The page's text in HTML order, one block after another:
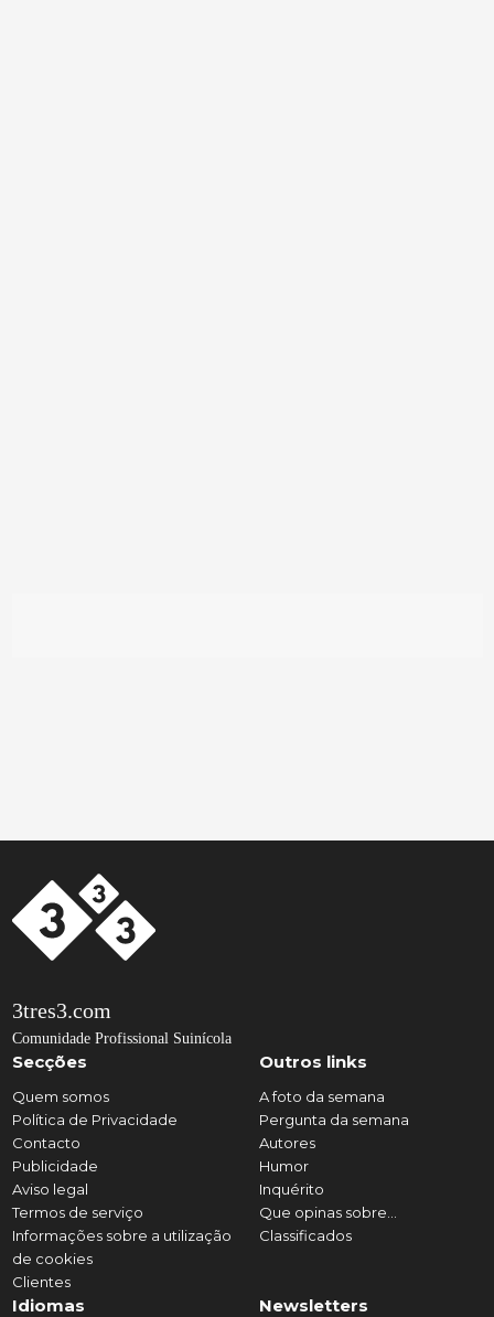
3tres3.com
Comunidade Profissional Suinícola
Secções
Quem somos
Política de Privacidade
Contacto
Publicidade
Aviso legal
Termos de serviço
Informações sobre a utilização
de cookies
Clientes
Outros links
A foto da semana
Pergunta da semana
Autores
Humor
Inquérito
Que opinas sobre...
Classificados
Idiomas Newsletters